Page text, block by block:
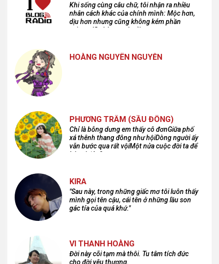
Khi sống cùng câu chữ, tôi nhận ra nhiều
nhân cách khác của chính mình: Mộc hơn,
dịu hơn nhưng cũng không kém phần
cuồng dã và hoang hoải...
HOÀNG NGUYÊN NGUYỄN
PHƯƠNG TRÂM (SẦU ĐÔNG)
Chỉ là bỗng dưng em thấy cô đơnGiữa phố
xá thênh thang đông như hộiDòng người ấy
vẫn bước qua rất vộiMột nửa cuộc đời ta để
lại nơi đâu?
KIRA
"Sau này, trong những giấc mơ tôi luôn thấy
mình gọi tên cậu, cái tên ở những lầu son
gác tía của quá khứ."
VI THANH HOÀNG
Đời này cõi tạm mà thôi. Tu tâm tích đức
cho đời yêu thương.